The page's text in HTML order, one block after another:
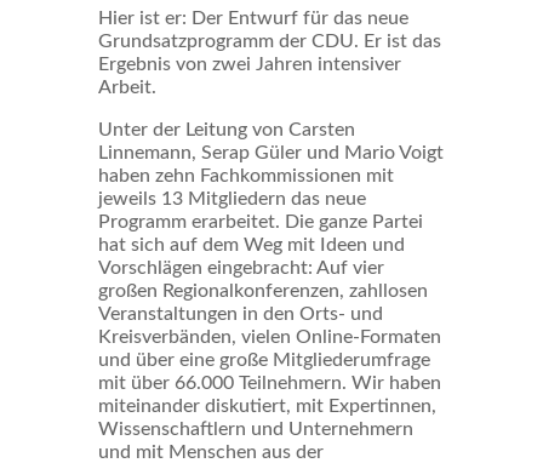
Hier ist er: Der Entwurf für das neue
Grundsatzprogramm der CDU. Er ist das
Ergebnis von zwei Jahren intensiver
Arbeit.
Unter der Leitung von Carsten
Linnemann, Serap Güler und Mario Voigt
haben zehn Fachkommissionen mit
jeweils 13 Mitgliedern das neue
Programm erarbeitet. Die ganze Partei
hat sich auf dem Weg mit Ideen und
Vorschlägen eingebracht: Auf vier
großen Regionalkonferenzen, zahllosen
Veranstaltungen in den Orts- und
Kreisverbänden, vielen Online-Formaten
und über eine große Mitgliederumfrage
mit über 66.000 Teilnehmern. Wir haben
miteinander diskutiert, mit Expertinnen,
Wissenschaftlern und Unternehmern
und mit Menschen aus der